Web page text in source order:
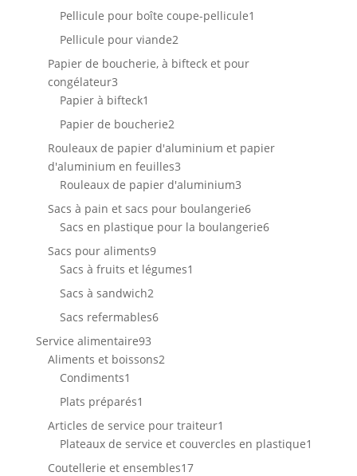
produit
Pellicule pour boîte coupe-pellicule1
Pellicule pour viande22
produits
Papier de boucherie, à bifteck et pour
congélateur33
produits
Papier à bifteck1
produit
Papier de boucherie22
produits
Rouleaux de papier d'aluminium et papier
d'aluminium en feuilles33
produits
Rouleaux de papier d'aluminium33
produits
Sacs à pain et sacs pour boulangerie66
produits
Sacs en plastique pour la boulangerie66
Sacs pour aliments99
produits
Sacs à fruits et légumes1
Sacs à sandwich22
produits
Sacs refermables66
Service alimentaire9393
produits
Aliments et boissons22
Condiments1
produit
Plats préparés1
produit
Articles de service pour traiteur1
produit
Plateaux de service et couvercles en plastique1
Coutellerie et ensembles1717